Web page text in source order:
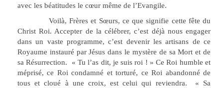
avec les béatitudes le cœur même de l’Evangile.
Voilà, Frères et Sœurs, ce que signifie cette fête du
Christ Roi. Accepter de la célébrer, c’est déjà nous engager
dans un vaste programme, c’est devenir les artisans de ce
Royaume instauré par Jésus dans le mystère de sa Mort et de
sa Résurrection. « Tu l’as dit, je suis roi ! » Ce Roi humble et
méprisé, ce Roi condamné et torturé, ce Roi abandonné de
tous et cloué à une croix, est celui qui reviendra. « Sa